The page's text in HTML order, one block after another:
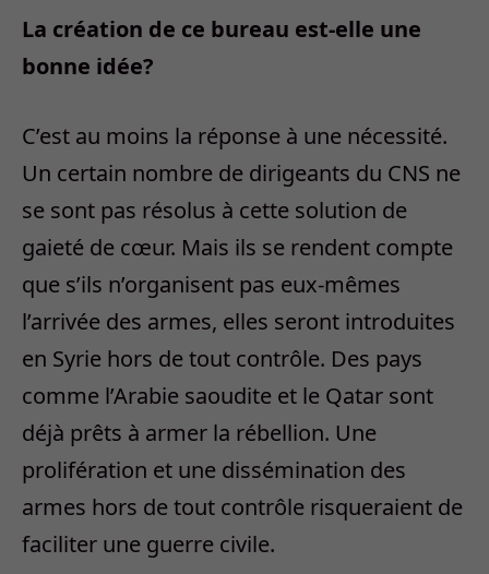
La création de ce bureau est-elle une
bonne idée?
C’est au moins la réponse à une nécessité.
Un certain nombre de dirigeants du CNS ne
se sont pas résolus à cette solution de
gaieté de cœur. Mais ils se rendent compte
que s’ils n’organisent pas eux-mêmes
l’arrivée des armes, elles seront introduites
en Syrie hors de tout contrôle. Des pays
comme l’Arabie saoudite et le Qatar sont
déjà prêts à armer la rébellion. Une
prolifération et une dissémination des
armes hors de tout contrôle risqueraient de
faciliter une guerre civile.